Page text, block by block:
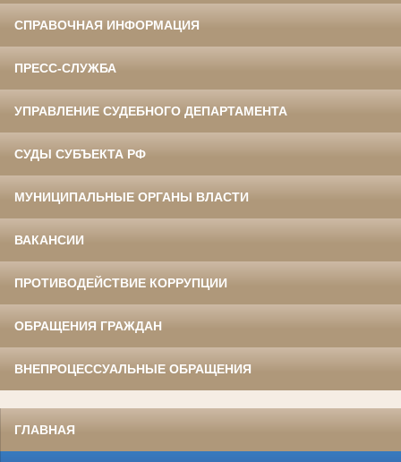
СПРАВОЧНАЯ ИНФОРМАЦИЯ
ПРЕСС-СЛУЖБА
УПРАВЛЕНИЕ СУДЕБНОГО ДЕПАРТАМЕНТА
СУДЫ СУБЪЕКТА РФ
МУНИЦИПАЛЬНЫЕ ОРГАНЫ ВЛАСТИ
ВАКАНСИИ
ПРОТИВОДЕЙСТВИЕ КОРРУПЦИИ
ОБРАЩЕНИЯ ГРАЖДАН
ВНЕПРОЦЕССУАЛЬНЫЕ ОБРАЩЕНИЯ
ГЛАВНАЯ